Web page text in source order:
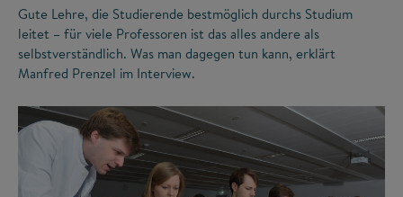
Gute Lehre, die Studierende bestmöglich durchs Studium
leitet – für viele Professoren ist das alles andere als
selbstverständlich. Was man dagegen tun kann, erklärt
Manfred Prenzel im Interview.